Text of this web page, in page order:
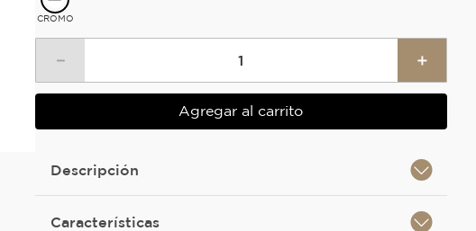
CROMO
＋
－
Agregar al carrito
Descripción
Características